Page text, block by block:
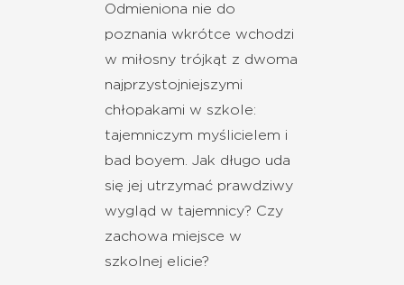
Odmieniona nie do
poznania wkrótce wchodzi
w miłosny trójkąt z dwoma
najprzystojniejszymi
chłopakami w szkole:
tajemniczym myślicielem i
bad boyem. Jak długo uda
się jej utrzymać prawdziwy
wygląd w tajemnicy? Czy
zachowa miejsce w
szkolnej elicie?